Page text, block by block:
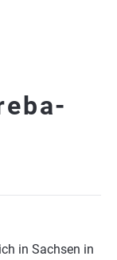
in Sachsen in